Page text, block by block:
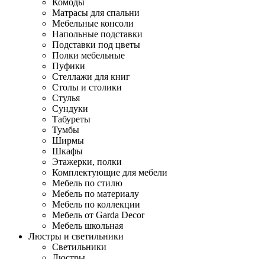
Комоды
Матрасы для спальни
Мебельные консоли
Напольные подставки
Подставки под цветы
Полки мебельные
Пуфики
Стеллажи для книг
Столы и столики
Стулья
Сундуки
Табуреты
Тумбы
Ширмы
Шкафы
Этажерки, полки
Комплектующие для мебели
Мебель по стилю
Мебель по материалу
Мебель по коллекции
Мебель от Garda Decor
Мебель школьная
Люстры и светильники
Светильники